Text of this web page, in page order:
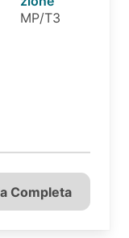
MP/T3
Completa